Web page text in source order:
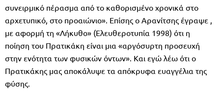
συνειρμικό πέρασμα από το καθορισμένο χρονικά στο
αρχετυπικό, στο προαιώνιο». Επίσης ο Αρανίτσης έγραψε ,
με αφορμή τη «Λήκυθο» (Ελευθεροτυπία 1998) ότι η
ποίηση του Πρατικάκη είναι μια «αργόσυρτη προσευχή
στην ενότητα των φυσικών όντων». Και εγώ λέω ότι ο
Πρατικάκης μας αποκάλυψε τα απόκρυφα ευαγγέλια της
φύσης.